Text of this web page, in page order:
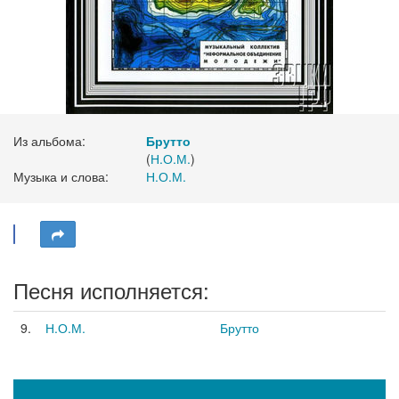
Из альбома:
Брутто
(Н.О.М.)
Музыка и слова:
Н.О.М.
Песня исполняется:
9. Н.О.М. Брутто